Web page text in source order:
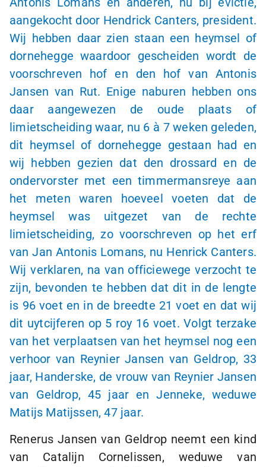
aangekocht door Hendrick Canters, president.
Wij hebben daar zien staan een heymsel of
dornehegge waardoor gescheiden wordt de
voorschreven hof en den hof van Antonis
Jansen van Rut. Enige naburen hebben ons
daar aangewezen de oude plaats of
limietscheiding waar, nu 6 à 7 weken geleden,
dit heymsel of dornehegge gestaan had en
wij hebben gezien dat den drossard en de
ondervorster met een timmermansreye aan
het meten waren hoeveel voeten dat de
heymsel was uitgezet van de rechte
limietscheiding, zo voorschreven op het erf
van Jan Antonis Lomans, nu Henrick Canters.
Wij verklaren, na van officiewege verzocht te
zijn, bevonden te hebben dat dit in de lengte
is 96 voet en in de breedte 21 voet en dat wij
dit uytcijferen op 5 roy 16 voet. Volgt terzake
van het verplaatsen van het heymsel nog een
verhoor van Reynier Jansen van Geldrop, 33
jaar, Handerske, de vrouw van Reynier Jansen
van Geldrop, 45 jaar en Jenneke, weduwe
Matijs Matijssen, 47 jaar.
Renerus Jansen van Geldrop neemt een kind
van Catalijn Cornelissen, weduwe van